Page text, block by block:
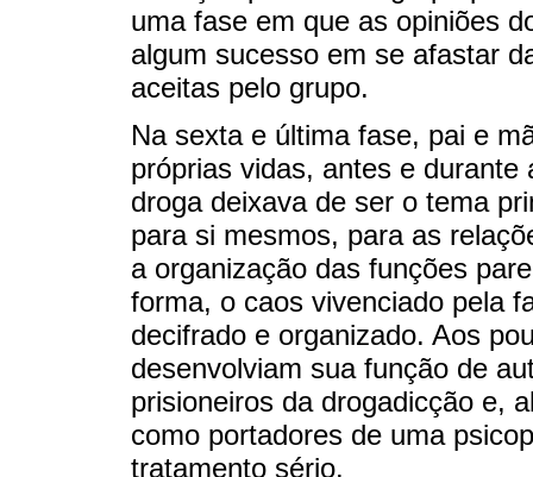
uma fase em que as opiniões
algum sucesso em se afastar
aceitas pelo grupo.
Na sexta e última fase, pai e
próprias vidas, antes e
droga deixava de ser o tema
para si mesmos, para as
a organização das funções
forma, o caos vivenciado pela
decifrado e organizado. Aos
desenvolviam sua função de
prisioneiros da drogadicção e,
como portadores de uma
tratamento sério.